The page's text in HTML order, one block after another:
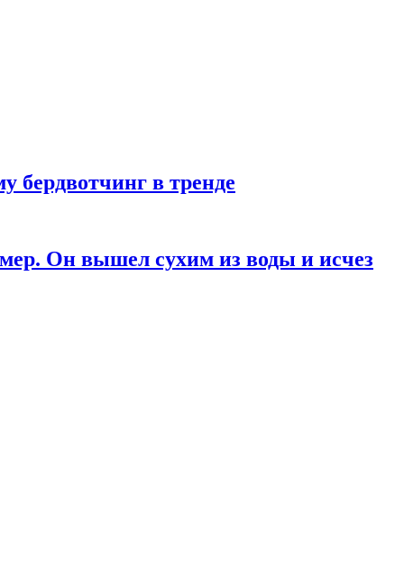
бердвотчинг в тренде
Он вышел сухим из воды и исчез